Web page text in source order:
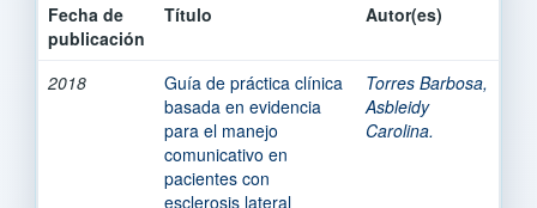
Fecha de
publicación
Título Autor(es)
2018
Guía de práctica clínica
basada en evidencia
para el manejo
comunicativo en
pacientes con
esclerosis lateral
Torres Barbosa,
Asbleidy
Carolina.